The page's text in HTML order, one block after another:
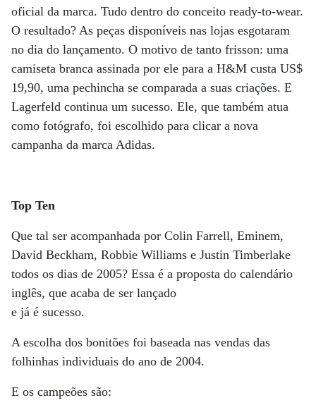
oficial da marca. Tudo dentro do conceito ready-to-wear.
O resultado? As peças disponíveis nas lojas esgotaram
no dia do lançamento. O motivo de tanto frisson: uma
camiseta branca assinada por ele para a H&M custa US$
19,90, uma pechincha se comparada a suas criações. E
Lagerfeld continua um sucesso. Ele, que também atua
como fotógrafo, foi escolhido para clicar a nova
campanha da marca Adidas.
Top Ten
Que tal ser acompanhada por Colin Farrell, Eminem,
David Beckham, Robbie Williams e Justin Timberlake
todos os dias de 2005? Essa é a proposta do calendário
inglês, que acaba de ser lançado
e já é sucesso.
A escolha dos bonitões foi baseada nas vendas das
folhinhas individuais do ano de 2004.
E os campeões são: